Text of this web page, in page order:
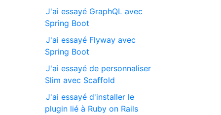
J'ai essayé GraphQL avec
Spring Boot
J'ai essayé Flyway avec
Spring Boot
J'ai essayé de personnaliser
Slim avec Scaffold
J'ai essayé d'installer le
plugin lié à Ruby on Rails